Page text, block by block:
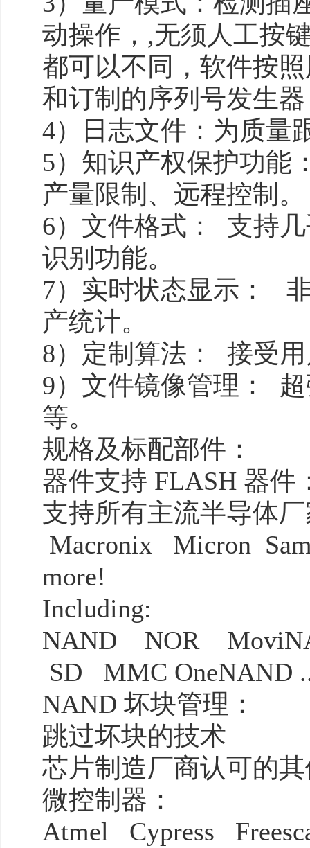
动操作，,无须人工按
都可以不同，软件按
和订制的序列号发生
4）日志文件：为质量
5）知识产权保护功能
产量限制、远程控制。
6）文件格式： 支持
识别功能。
7）实时状态显示：
产统计。
8）定制算法： 接受
9）文件镜像管理：
等。
规格及标配部件：
器件支持 FLASH 器件
支持所有主流半导体
Macronix Micron
more!
Including:
NAND NOR
SD MMC OneNAND
NAND 坏块管理：
跳过坏块的技术
芯片制造厂商认可的
微控制器：
Atmel Cypress